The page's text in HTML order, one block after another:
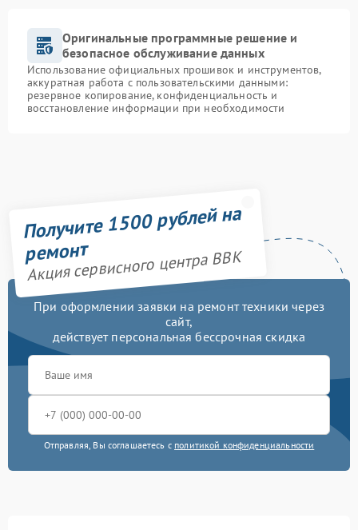
Оригинальные программные решение и
безопасное обслуживание данных
Использование официальных прошивок и инструментов,
аккуратная работа с пользовательскими данными:
резервное копирование, конфиденциальность и
восстановление информации при необходимости
Получите 1500 рублей на
ремонт
Акция сервисного центра BBK
При оформлении заявки на ремонт техники через
сайт,
действует персональная бессрочная скидка
Отправляя, Вы соглашаетесь с политикой конфиденциальности